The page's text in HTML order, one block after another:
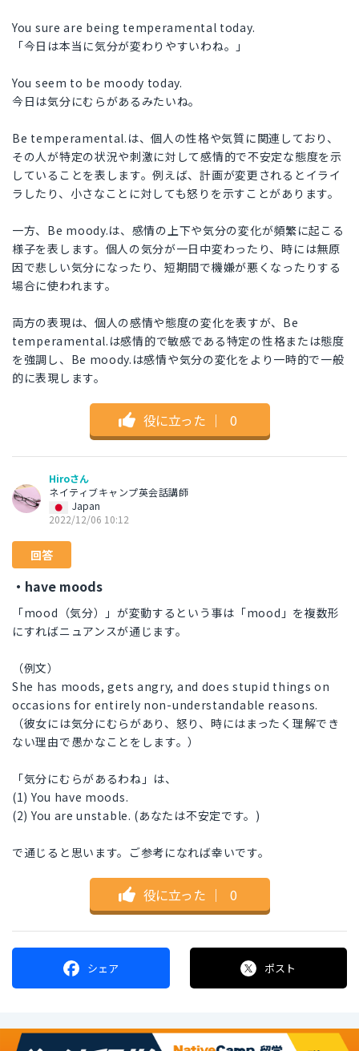
You sure are being temperamental today.
「今日は本当に気分が変わりやすいわね。」
You seem to be moody today.
今日は気分にむらがあるみたいね。
Be temperamental.は、個人の性格や気質に関連しており、
その人が特定の状況や刺激に対して感情的で不安定な態度を示
していることを表します。例えば、計画が変更されるとイライ
ラしたり、小さなことに対しても怒りを示すことがあります。
一方、Be moody.は、感情の上下や気分の変化が頻繁に起こる
様子を表します。個人の気分が一日中変わったり、時には無原
因で悲しい気分になったり、短期間で機嫌が悪くなったりする
場合に使われます。
両方の表現は、個人の感情や態度の変化を表すが、Be
temperamental.は感情的で敏感である特定の性格または態度
を強調し、Be moody.は感情や気分の変化をより一時的で一般
的に表現します。
役に立った ｜ 0
Hiroさん
ネイティブキャンプ英会話講師
Japan
2022/12/06 10:12
回答
・have moods
「mood（気分）」が変動するという事は「mood」を複数形
にすればニュアンスが通じます。
（例文）
She has moods, gets angry, and does stupid things on
occasions for entirely non-understandable reasons.
（彼女には気分にむらがあり、怒り、時にはまったく理解でき
ない理由で愚かなことをします。）
「気分にむらがあるわね」は、
(1) You have moods.
(2) You are unstable. (あなたは不安定です。)
で通じると思います。ご参考になれば幸いです。
役に立った ｜ 0
シェア ポスト